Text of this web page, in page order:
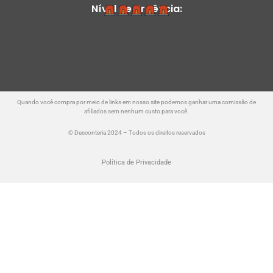
Nível de Urgência:
Quando você compra por meio de links em nosso site podemos ganhar uma comissão de
afiliados sem nenhum custo para você.
© Desconteria 2024 – Todos os direitos reservados
Política de Privacidade